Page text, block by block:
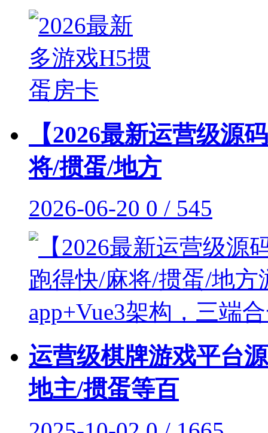
【2026最新运营级源
将/掼蛋/地方
2026-06-20 0 / 545
运营级棋牌游戏平台
地主/掼蛋等百